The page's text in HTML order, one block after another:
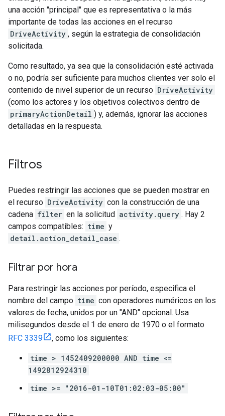
una acción "principal" que es representativa o la más
importante de todas las acciones en el recurso
DriveActivity , según la estrategia de consolidación
solicitada.
Como resultado, ya sea que la consolidación esté activada
o no, podría ser suficiente para muchos clientes ver solo el
contenido de nivel superior de un recurso DriveActivity
(como los actores y los objetivos colectivos dentro de
primaryActionDetail ) y, además, ignorar las acciones
detalladas en la respuesta.
Filtros
Puedes restringir las acciones que se pueden mostrar en
el recurso DriveActivity con la construcción de una
cadena filter en la solicitud activity.query . Hay 2
campos compatibles: time y
detail.action_detail_case .
Filtrar por hora
Para restringir las acciones por período, especifica el
nombre del campo time con operadores numéricos en los
valores de fecha, unidos por un "AND" opcional. Usa
milisegundos desde el 1 de enero de 1970 o el formato
RFC 3339
, como los siguientes:
time > 1452409200000 AND time <=
1492812924310
time >= "2016-01-10T01:02:03-05:00"